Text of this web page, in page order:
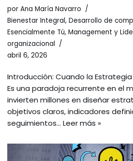
por Ana María Navarro
Bienestar Integral, Desarrollo de
Esencialmente Tú, Management y
organizacional
abril 6, 2026
Introducción: Cuando la Estrategia
Es una paradoja recurrente en el
invierten millones en diseñar
objetivos claros, indicadores
seguimientos… Leer más »